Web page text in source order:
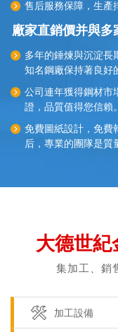
售后服務保障，生產
廠家直銷價并與
多年的錘煉與沉淀長
知名鋼廠保持著良好
公司連年獲得鋼材市
證，品質值得您信賴。
免費圖紙設計，免費
后，專業的團隊是質
大德世紀
集加工、銷
 加工設備